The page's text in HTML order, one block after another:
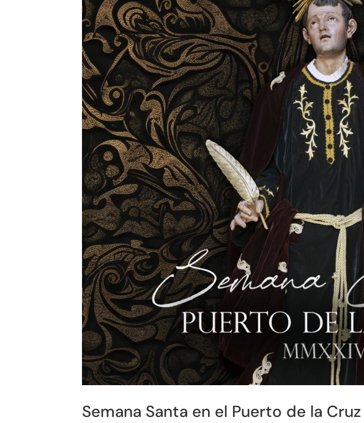
Semana Santa en el Puerto de la Cruz